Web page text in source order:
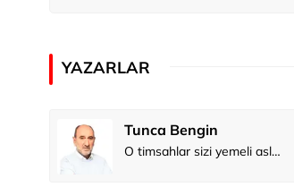
YAZARLAR
Tunca Bengin
O timsahlar sizi yemeli aslında!...